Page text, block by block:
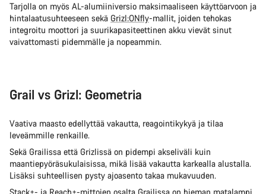
Tarjolla on myös AL-alumiiniversio maksimaaliseen käyttöarvoon ja
hintalaatusuhteeseen sekä Grizl:ONfly-mallit, joiden tehokas
integroitu moottori ja suurikapasiteettinen akku vievät sinut
vaivattomasti pidemmälle ja nopeammin.
Grail vs Grizl: Geometria
Vaativa maasto edellyttää vakautta, reagointikykyä ja tilaa
leveämmille renkaille.
Sekä Grailissa että Grizlissä on pidempi akseliväli kuin
maantiepyöräsukulaisissa, mikä lisää vakautta karkealla alustalla.
Lisäksi suhteellisen pysty ajoasento takaa mukavuuden.